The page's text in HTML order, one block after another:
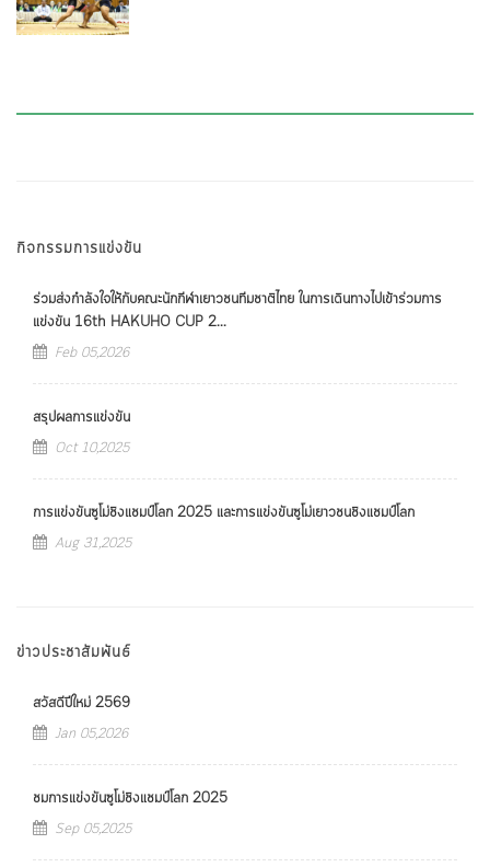
กิจกรรมการแข่งขัน
ร่วมส่งกำลังใจให้กับคณะนักกีฬาเยาวชนทีมชาติไทย ในการเดินทางไปเข้าร่วมการ
แข่งขัน 16th HAKUHO CUP 2...
Feb 05,2026
สรุปผลการแข่งขัน
Oct 10,2025
การแข่งขันซูโม่ชิงแชมป์โลก 2025 และการแข่งขันซูโม่เยาวชนชิงแชมป์โลก
Aug 31,2025
ข่าวประชาสัมพันธ์
สวัสดีปีใหม่ 2569
Jan 05,2026
ชมการแข่งขันซูโม่ชิงแชมป์โลก 2025
Sep 05,2025